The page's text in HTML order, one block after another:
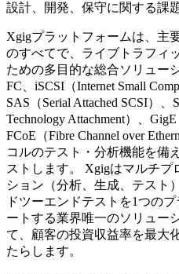
設計、開発、保守に関する課
Xgigプラットフォームは、主
のすべてで、ライブトラフィ
ための多目的な総合ソリュー
FC、iSCSI（Internet Small
SAS（Serial Attached SCSI）、
Technology Attachment）、GigE
FCoE（Fibre Channel over
コルのテスト・分析機能を備
ストします。 Xgigはマルチプ
ション（分析、生成、テスト
ドツーエンドテストを1つの
ートする業界唯一のソリュー
て、顧客の投資収益率を最大
たらします。